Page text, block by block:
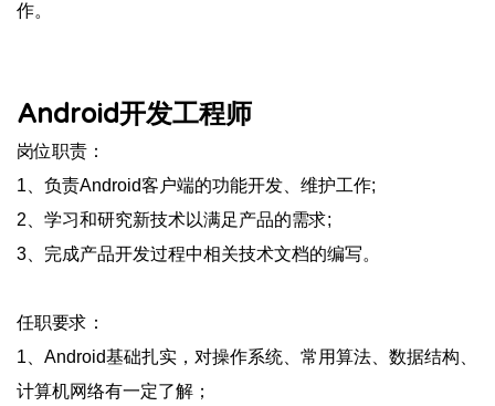
作。
Android开发工程师
岗位职责：
1、负责Android客户端的功能开发、维护工作;
2、学习和研究新技术以满足产品的需求;
3、完成产品开发过程中相关技术文档的编写。
任职要求：
1、Android基础扎实，对操作系统、常用算法、数据结构、
计算机网络有一定了解；